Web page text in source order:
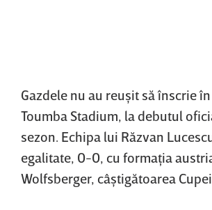
Gazdele nu au reuşit să înscrie
Toumba Stadium, la debutul
sezon. Echipa lui Răzvan
egalitate, 0-0, cu formaţia
Wolfsberger, câştigătoarea